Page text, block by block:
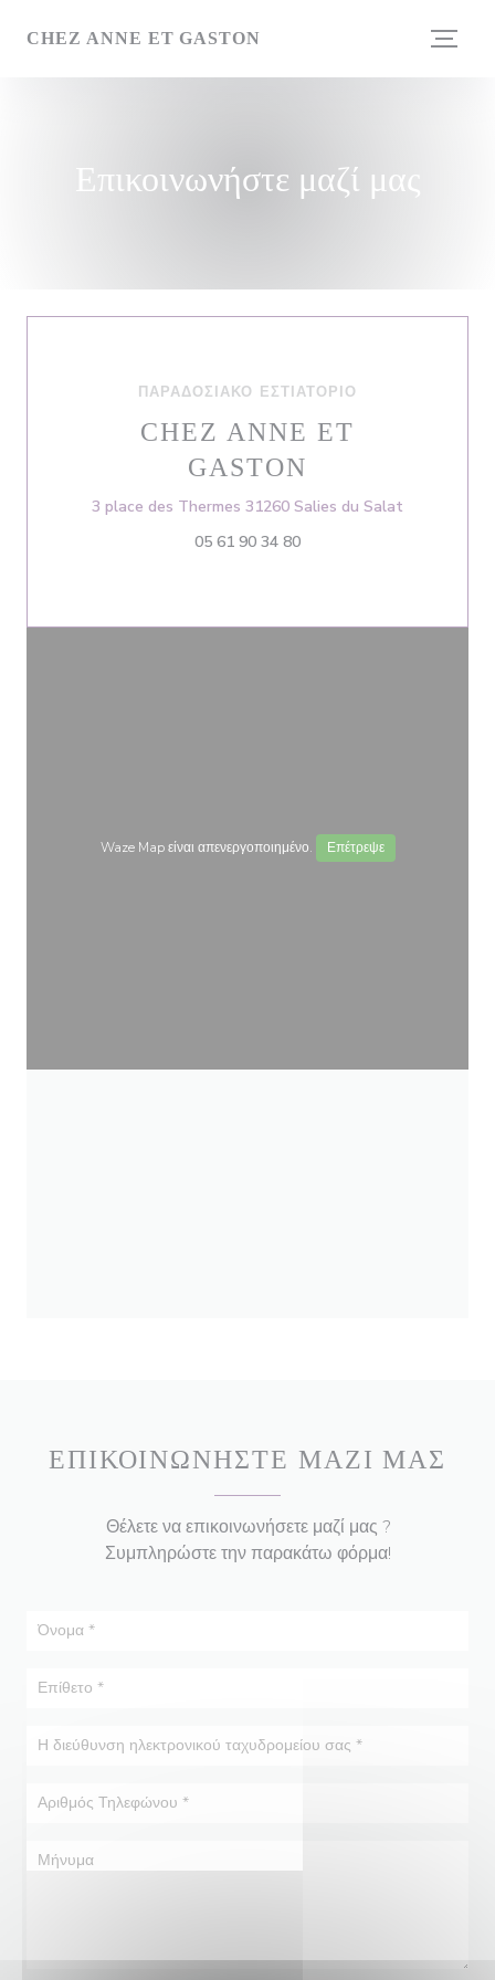
CHEZ ANNE ET GASTON
Επικοινωνήστε μαζί μας
ΠΑΡΑΔΟΣΙΑΚΌ ΕΣΤΙΑΤΌΡΙΟ
CHEZ ANNE ET
GASTON
3 place des Thermes 31260 Salies du Salat
05 61 90 34 80
Waze Map είναι απενεργοποιημένο. Επέτρεψε
ΕΠΙΚΟΙΝΩΝΉΣΤΕ ΜΑΖΊ ΜΑΣ
Θέλετε να επικοινωνήσετε μαζί μας ?
Συμπληρώστε την παρακάτω φόρμα!